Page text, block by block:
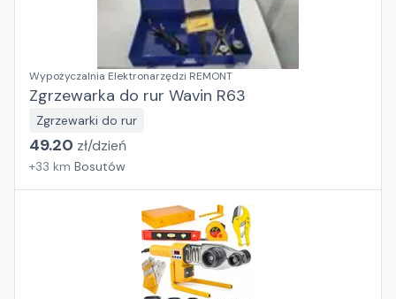
Wypożyczalnia Elektronarzędzi REMONT
Zgrzewarka do rur Wavin R63
Zgrzewarki do rur
49.20 zł/dzień
+33 km Bosutów